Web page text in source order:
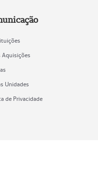
Aquisições
Unidades
de Privacidade